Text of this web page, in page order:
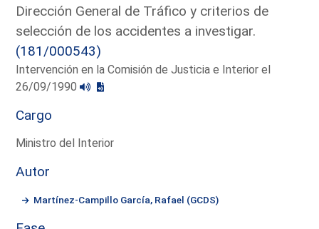
Dirección General de Tráfico y criterios de
selección de los accidentes a investigar.
(181/000543)
Intervención en la Comisión de Justicia e Interior el
26/09/1990
Cargo
Ministro del Interior
Autor
Martínez-Campillo García, Rafael (GCDS)